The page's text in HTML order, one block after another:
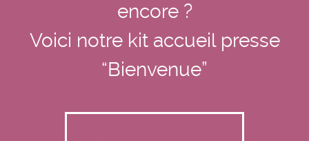
encore ?
Voici notre kit accueil presse
“Bienvenue”